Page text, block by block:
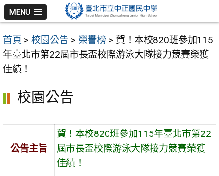
跳
至
主
要
內
區
MENU
首頁 > 校園公告 > 榮譽榜 > 賀！本校820班參加115
年臺北市第22屆市長盃校際游泳大隊接力競賽榮獲
佳績！
校園公告
公告主旨
賀！本校820班參加115年臺北市第22
屆市長盃校際游泳大隊接力競賽榮獲
佳績！